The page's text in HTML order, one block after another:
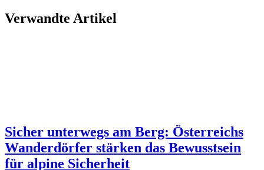
Verwandte Artikel
Sicher unterwegs am Berg: Österreichs
Wanderdörfer stärken das Bewusstsein
für alpine Sicherheit